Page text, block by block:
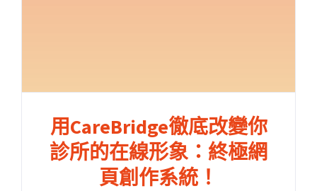
用CareBridge徹底改變你
診所的在線形象：終極網
頁創作系統！